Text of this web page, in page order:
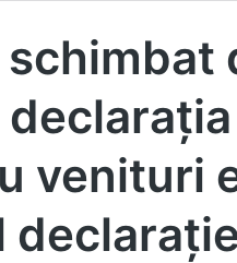
venituri